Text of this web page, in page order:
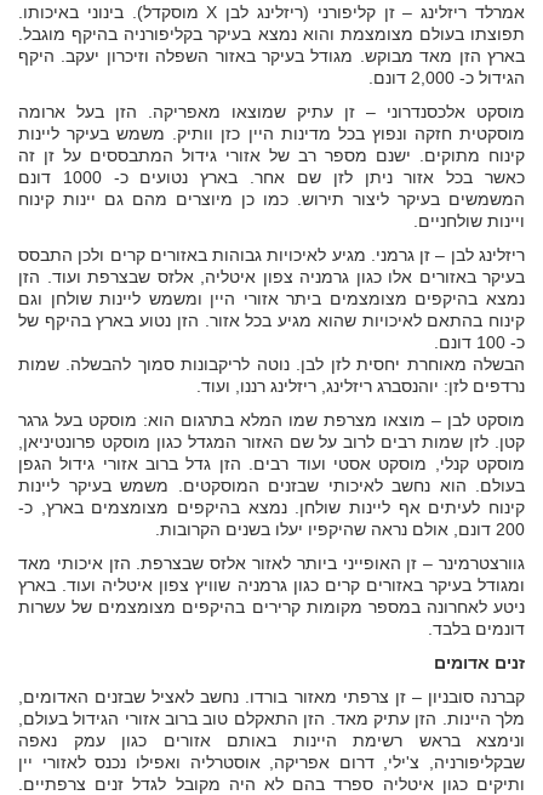
אמרלד ריזלינג – זן קליפורני (ריזלינג לבן X מוסקדל). בינוני באיכותו.
תפוצתו בעולם מצומצמת והוא נמצא בעיקר בקליפורניה בהיקף מוגבל.
בארץ הזן מאד מבוקש. מגודל בעיקר באזור השפלה וזיכרון יעקב. היקף
הגידול כ- 2,000 דונם.
מוסקט אלכסנדרוני – זן עתיק שמוצאו מאפריקה. הזן בעל ארומה
מוסקטית חזקה ונפוץ בכל מדינות היין כזן וותיק. משמש בעיקר ליינות
קינוח מתוקים. ישנם מספר רב של אזורי גידול המתבססים על זן זה
כאשר בכל אזור ניתן לזן שם אחר. בארץ נטועים כ- 1000 דונם
המשמשים בעיקר ליצור תירוש. כמו כן מיוצרים מהם גם יינות קינוח
ויינות שולחניים.
ריזלינג לבן – זן גרמני. מגיע לאיכויות גבוהות באזורים קרים ולכן התבסס
בעיקר באזורים אלו כגון גרמניה צפון איטליה, אלזס שבצרפת ועוד. הזן
נמצא בהיקפים מצומצמים ביתר אזורי היין ומשמש ליינות שולחן וגם
קינוח בהתאם לאיכויות שהוא מגיע בכל אזור. הזן נטוע בארץ בהיקף של
כ- 100 דונם.
הבשלה מאוחרת יחסית לזן לבן. נוטה לריקבונות סמוך להבשלה. שמות
נרדפים לזן: יוהנסברג ריזלינג, ריזלינג רננו, ועוד.
מוסקט לבן – מוצאו מצרפת שמו המלא בתרגום הוא: מוסקט בעל גרגר
קטן. לזן שמות רבים לרוב על שם האזור המגדל כגון מוסקט פרונטיניאן,
מוסקט קנלי, מוסקט אסטי ועוד רבים. הזן גדל ברוב אזורי גידול הגפן
בעולם. הוא נחשב לאיכותי שבזנים המוסקטים. משמש בעיקר ליינות
קינוח לעיתים אף ליינות שולחן. נמצא בהיקפים מצומצמים בארץ, כ-
200 דונם, אולם נראה שהיקפיו יעלו בשנים הקרובות.
גוורצטרמינר – זן האופייני ביותר לאזור אלזס שבצרפת. הזן איכותי מאד
ומגודל בעיקר באזורים קרים כגון גרמניה שוויץ צפון איטליה ועוד. בארץ
ניטע לאחרונה במספר מקומות קרירים בהיקפים מצומצמים של עשרות
דונמים בלבד.
זנים אדומים
קברנה סובניון – זן צרפתי מאזור בורדו. נחשב לאציל שבזנים האדומים,
מלך היינות. הזן עתיק מאד. הזן התאקלם טוב ברוב אזורי הגידול בעולם,
ונימצא בראש רשימת היינות באותם אזורים כגון עמק נאפה
שבקליפורניה, צ'ילי, דרום אפריקה, אוסטרליה ואפילו נכנס לאזורי יין
ותיקים כגון איטליה ספרד בהם לא היה מקובל לגדל זנים צרפתיים.